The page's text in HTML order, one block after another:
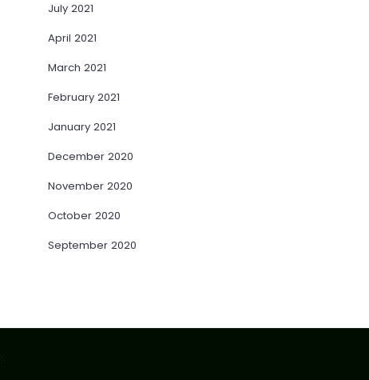
July 2021
April 2021
March 2021
February 2021
January 2021
December 2020
November 2020
October 2020
September 2020